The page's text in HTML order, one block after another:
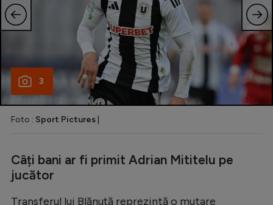
3
Foto : Sport Pictures
Câți bani ar fi primit Adrian Mititelu pe
jucător
Transferul lui Blănuță reprezintă o mutare